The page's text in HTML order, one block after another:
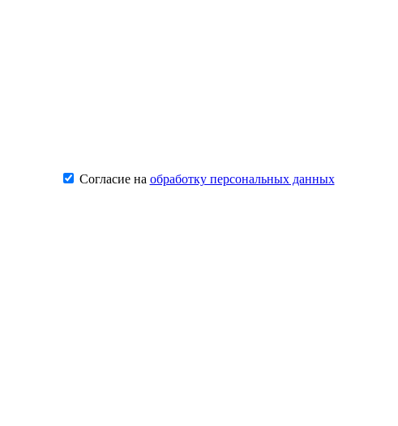
Согласие на обработку персональных данных